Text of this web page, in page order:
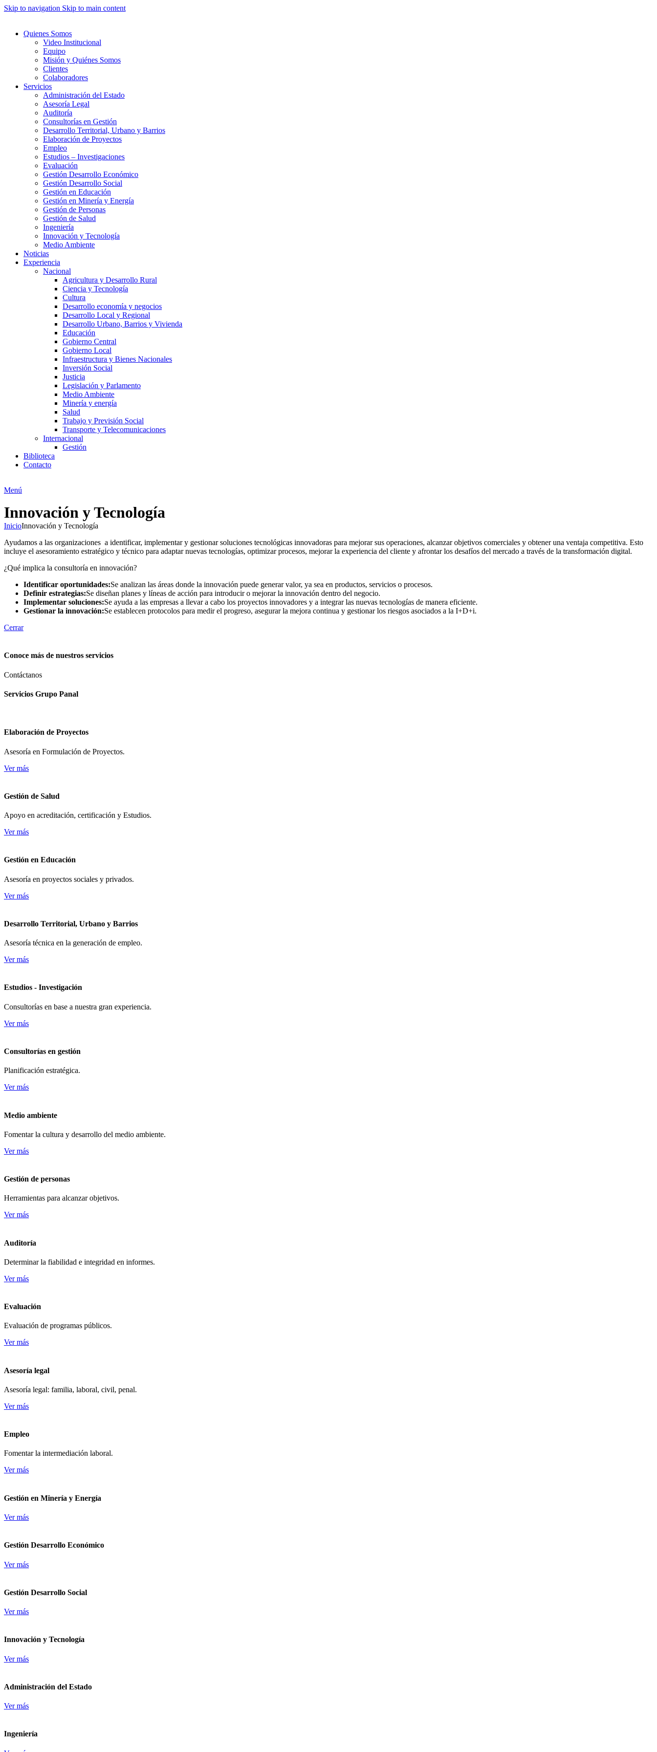
Skip to navigation Skip to main content
Quienes Somos
Video Institucional
Equipo
Misión y Quiénes Somos
Clientes
Colaboradores
Servicios
Administración del Estado
Asesoría Legal
Auditoría
Consultorías en Gestión
Desarrollo Territorial, Urbano y Barrios
Elaboración de Proyectos
Empleo
Estudios – Investigaciones
Evaluación
Gestión Desarrollo Económico
Gestión Desarrollo Social
Gestión en Educación
Gestión en Minería y Energía
Gestión de Personas
Gestión de Salud
Ingeniería
Innovación y Tecnología
Medio Ambiente
Noticias
Experiencia
Nacional
Agricultura y Desarrollo Rural
Ciencia y Tecnología
Cultura
Desarrollo economía y negocios
Desarrollo Local y Regional
Desarrollo Urbano, Barrios y Vivienda
Educación
Gobierno Central
Gobierno Local
Infraestructura y Bienes Nacionales
Inversión Social
Justicia
Legislación y Parlamento
Medio Ambiente
Minería y energía
Salud
Trabajo y Previsión Social
Transporte y Telecomunicaciones
Internacional
Gestión
Biblioteca
Contacto
Menú
Innovación y Tecnología
InicioInnovación y Tecnología
Ayudamos a las organizaciones a identificar, implementar y gestionar soluciones tecnológicas innovadoras para mejorar sus operaciones, alcanzar objetivos comerciales y obtener una ventaja competitiva. Esto
incluye el asesoramiento estratégico y técnico para adaptar nuevas tecnologías, optimizar procesos, mejorar la experiencia del cliente y afrontar los desafíos del mercado a través de la transformación digital.
¿Qué implica la consultoría en innovación?
Identificar oportunidades:Se analizan las áreas donde la innovación puede generar valor, ya sea en productos, servicios o procesos.
Definir estrategias:Se diseñan planes y líneas de acción para introducir o mejorar la innovación dentro del negocio.
Implementar soluciones:Se ayuda a las empresas a llevar a cabo los proyectos innovadores y a integrar las nuevas tecnologías de manera eficiente.
Gestionar la innovación:Se establecen protocolos para medir el progreso, asegurar la mejora continua y gestionar los riesgos asociados a la I+D+i.
Cerrar
Conoce más de nuestros servicios
Contáctanos
Servicios Grupo Panal
Elaboración de Proyectos
Asesoría en Formulación de Proyectos.
Ver más
Gestión de Salud
Apoyo en acreditación, certificación y Estudios.
Ver más
Gestión en Educación
Asesoría en proyectos sociales y privados.
Ver más
Desarrollo Territorial, Urbano y Barrios
Asesoría técnica en la generación de empleo.
Ver más
Estudios - Investigación
Consultorías en base a nuestra gran experiencia.
Ver más
Consultorías en gestión
Planificación estratégica.
Ver más
Medio ambiente
Fomentar la cultura y desarrollo del medio ambiente.
Ver más
Gestión de personas
Herramientas para alcanzar objetivos.
Ver más
Auditoría
Determinar la fiabilidad e integridad en informes.
Ver más
Evaluación
Evaluación de programas públicos.
Ver más
Asesoría legal
Asesoría legal: familia, laboral, civil, penal.
Ver más
Empleo
Fomentar la intermediación laboral.
Ver más
Gestión en Minería y Energía
Ver más
Gestión Desarrollo Económico
Ver más
Gestión Desarrollo Social
Ver más
Innovación y Tecnología
Ver más
Administración del Estado
Ver más
Ingeniería